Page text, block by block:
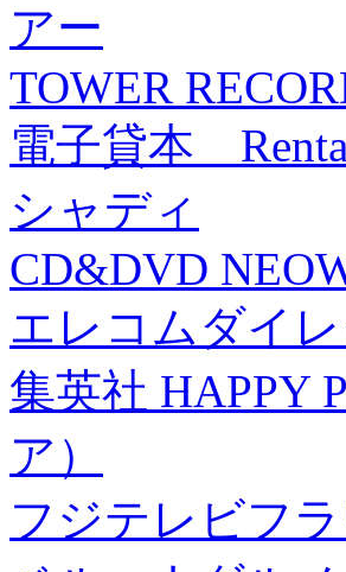
アー
TOWER
電子貸本 Renta
シャディ
CD&DVD
エレコムダイ
集英社 HAPPY
ア）
フジテレビフ